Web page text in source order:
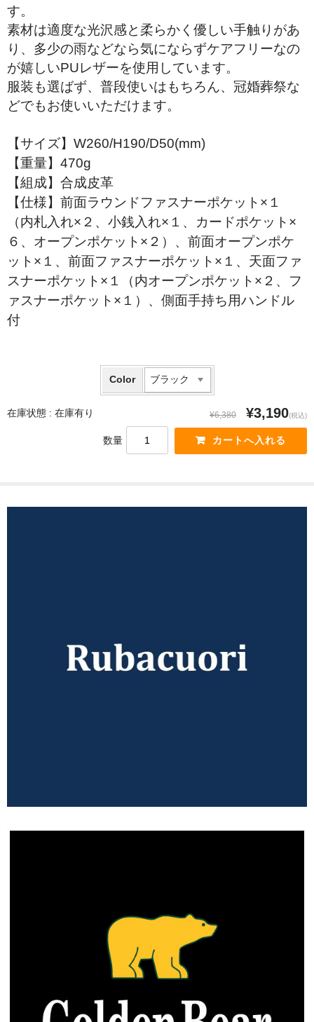
す。
素材は適度な光沢感と柔らかく優しい手触りがあ
り、多少の雨などなら気にならずケアフリーなの
が嬉しいPUレザーを使用しています。
服装も選ばず、普段使いはもちろん、冠婚葬祭な
どでもお使いいただけます。
【サイズ】W260/H190/D50(mm)
【重量】470g
【組成】合成皮革
【仕様】前面ラウンドファスナーポケット×１
（内札入れ×２、小銭入れ×１、カードポケット×
６、オープンポケット×２）、前面オープンポケ
ット×１、前面ファスナーポケット×１、天面ファ
スナーポケット×１（内オープンポケット×２、フ
ァスナーポケット×１）、側面手持ち用ハンドル
付
Color
在庫状態 : 在庫有り ¥6,380 ¥3,190(税込)
数量